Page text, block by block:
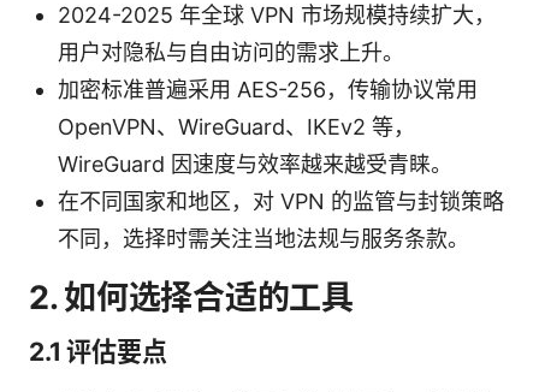
2024-2025 年全球 VPN 市场规模持续扩大，
用户对隐私与自由访问的需求上升。
加密标准普遍采用 AES-256，传输协议常用
OpenVPN、WireGuard、IKEv2 等，
WireGuard 因速度与效率越来越受青睐。
在不同国家和地区，对 VPN 的监管与封锁策略
不同，选择时需关注当地法规与服务条款。
2. 如何选择合适的工具
2.1 评估要点